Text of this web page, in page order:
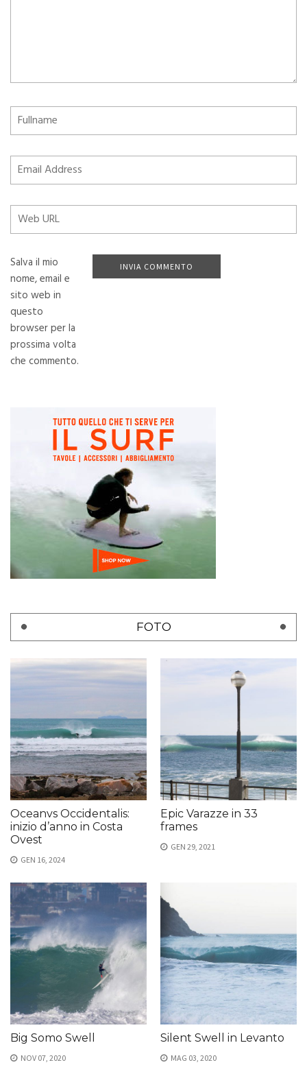
Salva il mio
nome, email e
sito web in
questo
browser per la
prossima volta
che commento.
FOTO
Oceanvs Occidentalis:
inizio d’anno in Costa
Ovest
GEN 16, 2024
Epic Varazze in 33
frames
GEN 29, 2021
Big Somo Swell
NOV 07, 2020
Silent Swell in Levanto
MAG 03, 2020